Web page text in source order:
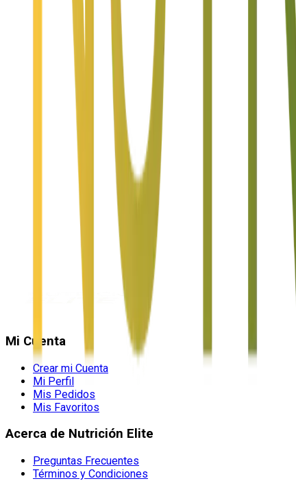
Mi Cuenta
Crear mi Cuenta
Mi Perfil
Mis Pedidos
Mis Favoritos
Acerca de Nutrición Elite
Preguntas Frecuentes
Términos y Condiciones